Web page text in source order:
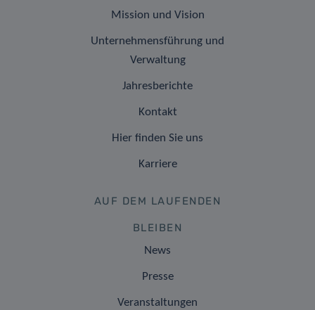
Mission und Vision
Unternehmensführung und
Verwaltung
Jahresberichte
Kontakt
Hier finden Sie uns
Karriere
AUF DEM LAUFENDEN
BLEIBEN
News
Presse
Veranstaltungen